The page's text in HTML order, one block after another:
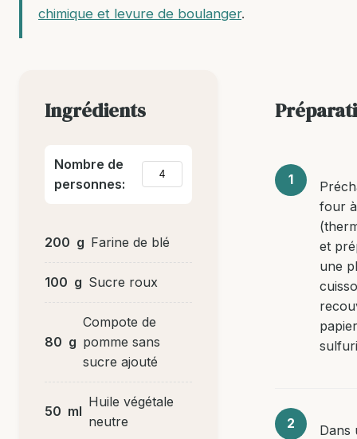
chimique et levure de boulanger.
Ingrédients
Nombre de
personnes:
200 g Farine de blé
100 g Sucre roux
80 g
Compote de
pomme sans
sucre ajouté
50 ml
Huile végétale
neutre
four à
et
une
papier
Dans